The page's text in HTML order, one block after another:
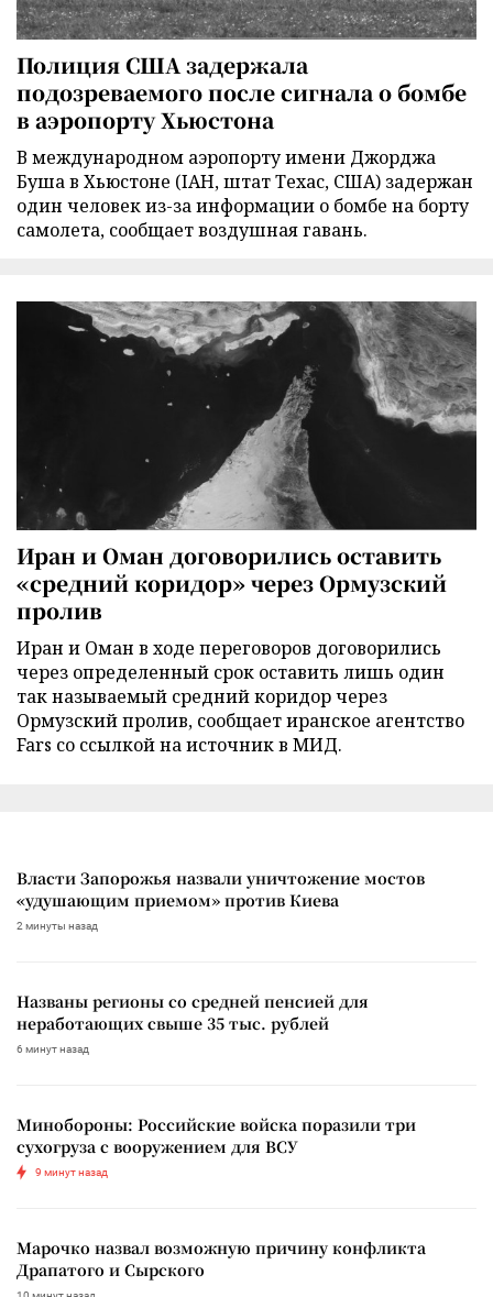
Полиция США задержала
подозреваемого после сигнала о бомбе
в аэропорту Хьюстона
В международном аэропорту имени Джорджа
Буша в Хьюстоне (IAH, штат Техас, США) задержан
один человек из-за информации о бомбе на борту
самолета, сообщает воздушная гавань.
Иран и Оман договорились оставить
«средний коридор» через Ормузский
пролив
Иран и Оман в ходе переговоров договорились
через определенный срок оставить лишь один
так называемый средний коридор через
Ормузский пролив, сообщает иранское агентство
Fars со ссылкой на источник в МИД.
Власти Запорожья назвали уничтожение мостов
«удушающим приемом» против Киева
2 минуты назад
Названы регионы со средней пенсией для
неработающих свыше 35 тыс. рублей
6 минут назад
Минобороны: Российские войска поразили три
сухогруза с вооружением для ВСУ
9 минут назад
Марочко назвал возможную причину конфликта
Драпатого и Сырского